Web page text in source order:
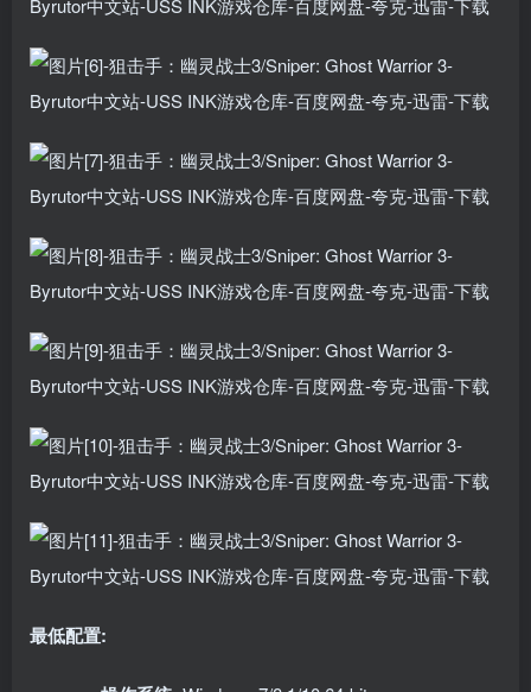
最低配置: